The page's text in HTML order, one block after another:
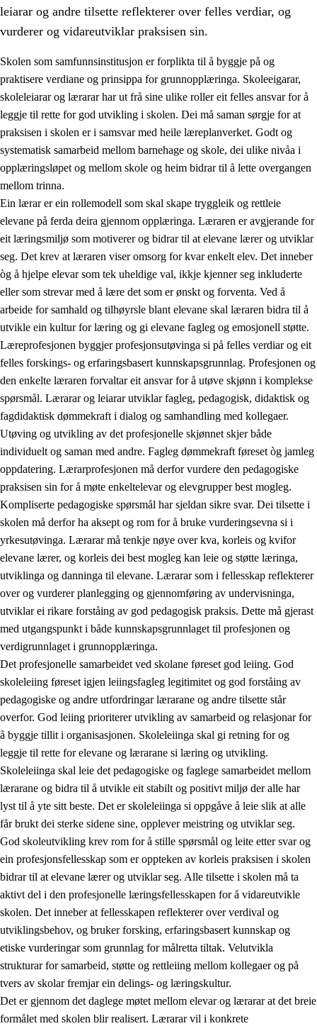
3. Prinsipp for praksisen i skolen
Eit inkluderande læringsmiljø
3.2 Undervisning og tilpassa opplæring
3.3 Samarbeid mellom heim og skole
3.4 Opplæring i lærebedrift og arbeidsliv
3.5 Profesjonsfellesskap og skoleutvikling
leiarar og andre tilsette reflekterer over felles verdiar, og
vurderer og vidareutviklar praksisen sin.
Skolen som samfunnsinstitusjon er forplikta til å byggje på og
praktisere verdiane og prinsippa for grunnopplæringa. Skoleeigarar,
skoleleiarar og lærarar har ut frå sine ulike roller eit felles ansvar for å
leggje til rette for god utvikling i skolen. Dei må saman sørgje for at
praksisen i skolen er i samsvar med heile læreplanverket. Godt og
systematisk samarbeid mellom barnehage og skole, dei ulike nivåa i
opplæringsløpet og mellom skole og heim bidrar til å lette overgangen
mellom trinna.
Ein lærar er ein rollemodell som skal skape tryggleik og rettleie
elevane på ferda deira gjennom opplæringa. Læraren er avgjerande for
eit læringsmiljø som motiverer og bidrar til at elevane lærer og utviklar
seg. Det krev at læraren viser omsorg for kvar enkelt elev. Det inneber
òg å hjelpe elevar som tek uheldige val, ikkje kjenner seg inkluderte
eller som strevar med å lære det som er ønskt og forventa. Ved å
arbeide for samhald og tilhøyrsle blant elevane skal læraren bidra til å
utvikle ein kultur for læring og gi elevane fagleg og emosjonell støtte.
Læreprofesjonen byggjer profesjonsutøvinga si på felles verdiar og eit
felles forskings- og erfaringsbasert kunnskapsgrunnlag. Profesjonen og
den enkelte læraren forvaltar eit ansvar for å utøve skjønn i komplekse
spørsmål. Lærarar og leiarar utviklar fagleg, pedagogisk, didaktisk og
fagdidaktisk dømmekraft i dialog og samhandling med kollegaer.
Utøving og utvikling av det profesjonelle skjønnet skjer både
individuelt og saman med andre. Fagleg dømmekraft føreset òg jamleg
oppdatering. Lærarprofesjonen må derfor vurdere den pedagogiske
praksisen sin for å møte enkeltelevar og elevgrupper best mogleg.
Kompliserte pedagogiske spørsmål har sjeldan sikre svar. Dei tilsette i
skolen må derfor ha aksept og rom for å bruke vurderingsevna si i
yrkesutøvinga. Lærarar må tenkje nøye over kva, korleis og kvifor
elevane lærer, og korleis dei best mogleg kan leie og støtte læringa,
utviklinga og danninga til elevane. Lærarar som i fellesskap reflekterer
over og vurderer planlegging og gjennomføring av undervisninga,
utviklar ei rikare forståing av god pedagogisk praksis. Dette må gjerast
med utgangspunkt i både kunnskapsgrunnlaget til profesjonen og
verdigrunnlaget i grunnopplæringa.
Det profesjonelle samarbeidet ved skolane føreset god leiing. God
skoleleiing føreset igjen leiingsfagleg legitimitet og god forståing av
pedagogiske og andre utfordringar lærarane og andre tilsette står
overfor. God leiing prioriterer utvikling av samarbeid og relasjonar for
å byggje tillit i organisasjonen. Skoleleiinga skal gi retning for og
leggje til rette for elevane og lærarane si læring og utvikling.
Skoleleiinga skal leie det pedagogiske og faglege samarbeidet mellom
lærarane og bidra til å utvikle eit stabilt og positivt miljø der alle har
lyst til å yte sitt beste. Det er skoleleiinga si oppgåve å leie slik at alle
får brukt dei sterke sidene sine, opplever meistring og utviklar seg.
God skoleutvikling krev rom for å stille spørsmål og leite etter svar og
ein profesjonsfellesskap som er oppteken av korleis praksisen i skolen
bidrar til at elevane lærer og utviklar seg. Alle tilsette i skolen må ta
aktivt del i den profesjonelle læringsfellesskapen for å vidareutvikle
skolen. Det inneber at fellesskapen reflekterer over verdival og
utviklingsbehov, og bruker forsking, erfaringsbasert kunnskap og
etiske vurderingar som grunnlag for målretta tiltak. Velutvikla
strukturar for samarbeid, støtte og rettleiing mellom kollegaer og på
tvers av skolar fremjar ein delings- og læringskultur.
Det er gjennom det daglege møtet mellom elevar og lærarar at det breie
formålet med skolen blir realisert. Lærarar vil i konkrete